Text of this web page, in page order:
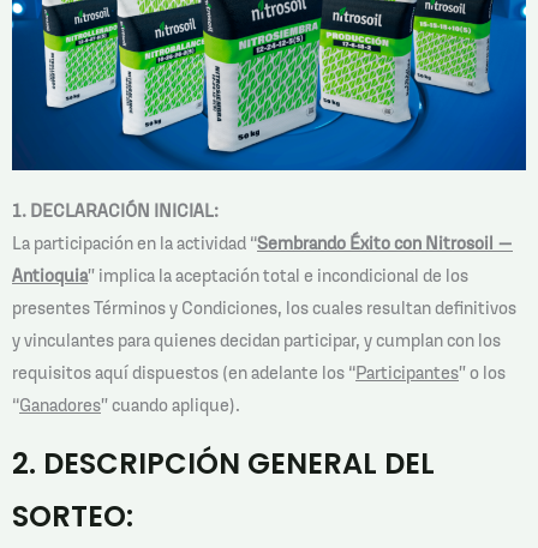
1. DECLARACIÓN INICIAL:
La participación en la actividad “Sembrando Éxito con Nitrosoil –
Antioquia” implica la aceptación total e incondicional de los
presentes Términos y Condiciones, los cuales resultan definitivos
y vinculantes para quienes decidan participar, y cumplan con los
requisitos aquí dispuestos (en adelante los “Participantes” o los
“Ganadores” cuando aplique).
2. DESCRIPCIÓN GENERAL DEL
SORTEO: